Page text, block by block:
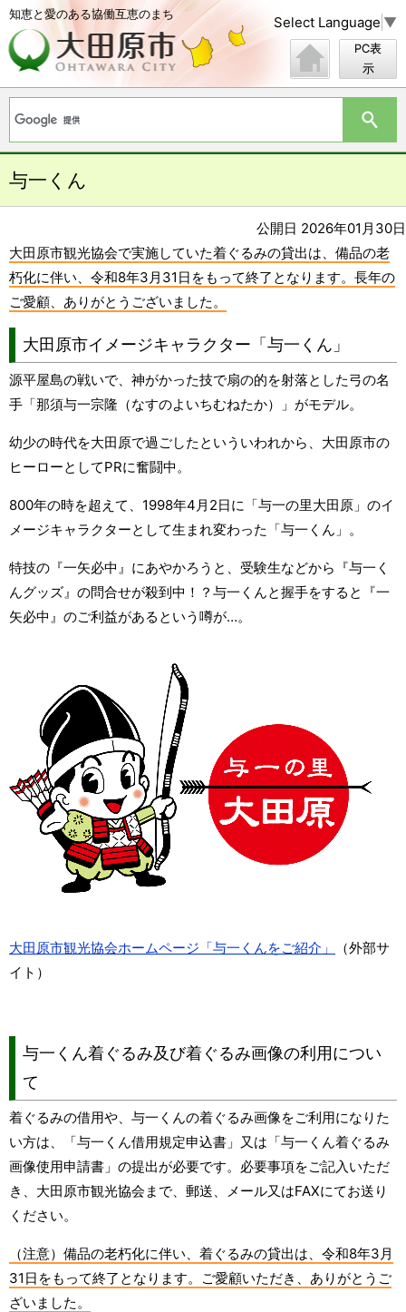
知恵と愛のある協働互恵のまち Select Language ▼
PC表
示
与一くん
公開日 2026年01月30日
大田原市観光協会で実施していた着ぐるみの貸出は、備品の老
朽化に伴い、令和8年3月31日をもって終了となります。長年の
ご愛顧、ありがとうございました。
大田原市イメージキャラクター「与一くん」
源平屋島の戦いで、神がかった技で扇の的を射落とした弓の名
手「那須与一宗隆（なすのよいちむねたか）」がモデル。
幼少の時代を大田原で過ごしたといういわれから、大田原市の
ヒーローとしてPRに奮闘中。
800年の時を超えて、1998年4月2日に「与一の里大田原」のイ
メージキャラクターとして生まれ変わった「与一くん」。
特技の『一矢必中』にあやかろうと、受験生などから『与一く
んグッズ』の問合せが殺到中！？与一くんと握手をすると『一
矢必中』のご利益があるという噂が…。
大田原市観光協会ホームページ「与一くんをご紹介」
（外部サ
イト）
与一くん着ぐるみ及び着ぐるみ画像の利用につい
て
着ぐるみの借用や、与一くんの着ぐるみ画像をご利用になりた
い方は、「与一くん借用規定申込書」又は「与一くん着ぐるみ
画像使用申請書」の提出が必要です。必要事項をご記入いただ
き、大田原市観光協会まで、郵送、メール又はFAXにてお送り
ください。
（注意）備品の老朽化に伴い、着ぐるみの貸出は、令和8年3月
31日をもって終了となります。ご愛顧いただき、ありがとうご
ざいました。